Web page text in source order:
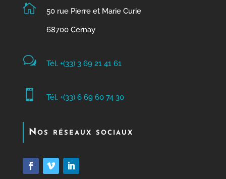
 50 rue Pierre et Marie Curie
68700 Cernay
w Tél. +(33) 3 69 21 41 61
 Tél. +(33) 6 69 60 74 30
Nos réseaux sociaux